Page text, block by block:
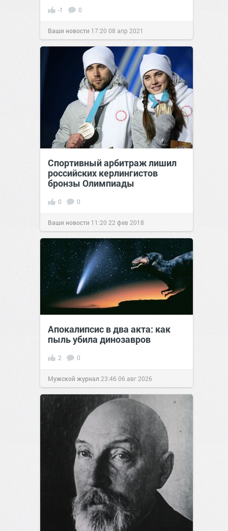
-1 0
Ваши новости 17:20 08 апр 2021
Спортивный арбитраж лишил
российских керлингистов
бронзы Олимпиады
0 0
Ваши новости 11:20 22 фев 2018
Апокалипсис в два акта: как
пыль убила динозавров
2 0
Мужской журнал 23:4606 авг 2026